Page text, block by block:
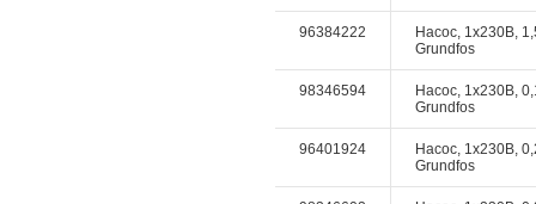
96384222
Насос, 1x230В,
Grundfos
98346594
Насос, 1x230В,
Grundfos
96401924
Насос, 1x230В,
Grundfos